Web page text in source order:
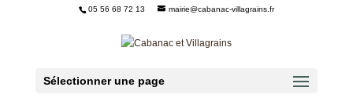
05 56 68 72 13 mairie@cabanac-villagrains.fr
Sélectionner une page